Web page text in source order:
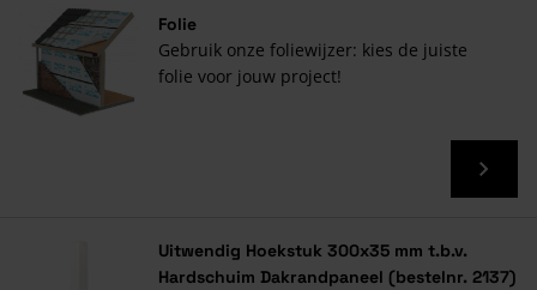
Folie
Gebruik onze foliewijzer: kies de juiste
folie voor jouw project!
Uitwendig Hoekstuk 300x35 mm t.b.v.
Hardschuim Dakrandpaneel (bestelnr. 2137)